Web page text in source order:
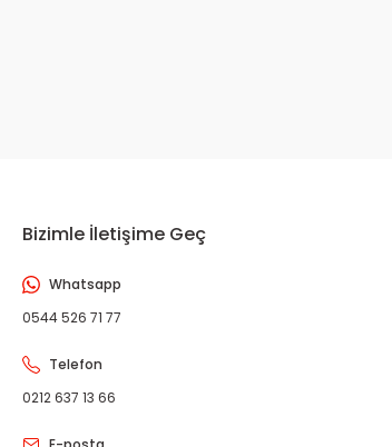
Bizimle İletişime Geç
Whatsapp
0544 526 71 77
Telefon
0212 637 13 66